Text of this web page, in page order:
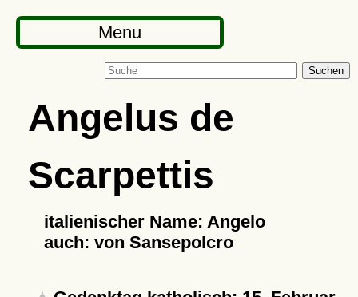
Menu
Suchen
Angelus de
Scarpettis
italienischer Name: Angelo
auch: von Sansepolcro